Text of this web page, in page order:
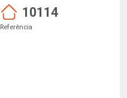
10114
Referência